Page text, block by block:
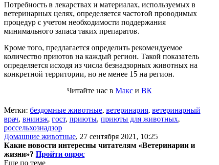
Потребность в лекарствах и материалах, используемых в
ветеринарных целях, определяется частотой проводимых
процедур с учетом необходимости поддержания
минимального запаса таких препаратов.
Кроме того, предлагается определить рекомендуемое
количество приютов на каждый регион. Такой показатель
определяется исходя из числа безнадзорных животных на
конкретной территории, но не менее 15 на регион.
Читайте нас в Макс и ВК
Метки: бездомные животные, ветеринария, ветеринарный
врач, вниизж, гост, приюты, приюты для животных,
россельхознадзор
Домашние животные, 27 сентября 2021, 10:25
Какие новости интересны читателям «Ветеринарии и
жизни»? Пройти опрос
Еще по теме